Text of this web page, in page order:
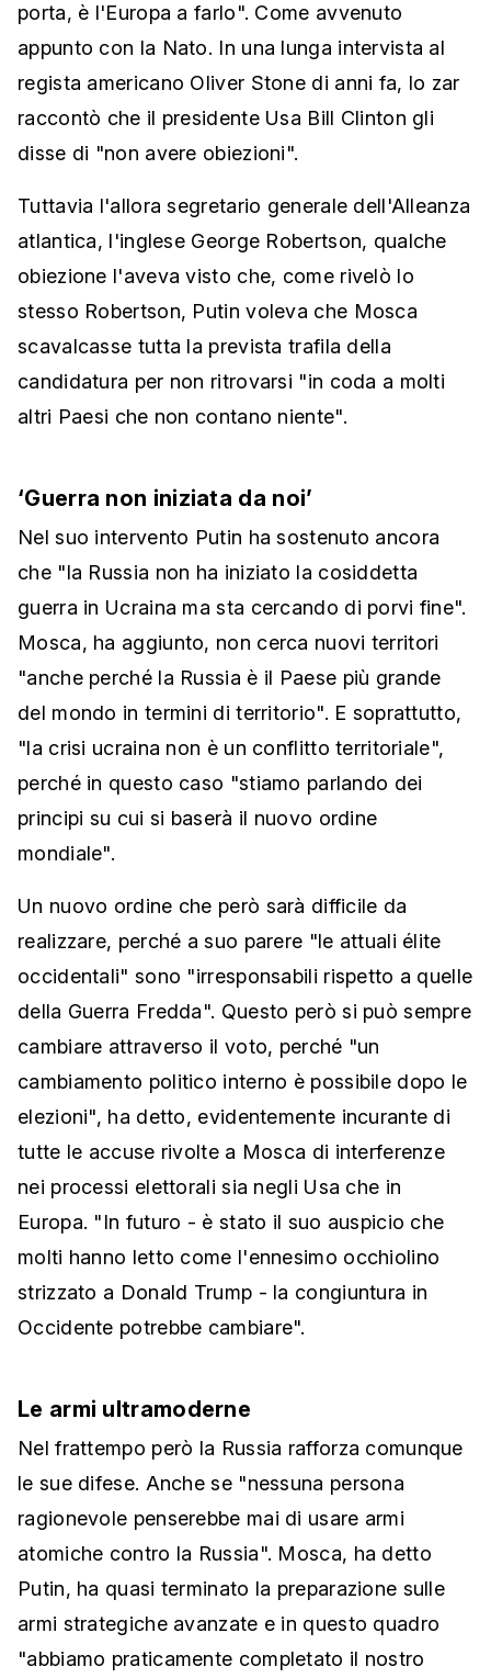
porta, è l'Europa a farlo". Come avvenuto
appunto con la Nato. In una lunga intervista al
regista americano Oliver Stone di anni fa, lo zar
raccontò che il presidente Usa Bill Clinton gli
disse di "non avere obiezioni".
Tuttavia l'allora segretario generale dell'Alleanza
atlantica, l'inglese George Robertson, qualche
obiezione l'aveva visto che, come rivelò lo
stesso Robertson, Putin voleva che Mosca
scavalcasse tutta la prevista trafila della
candidatura per non ritrovarsi "in coda a molti
altri Paesi che non contano niente".
‘Guerra non iniziata da noi’
Nel suo intervento Putin ha sostenuto ancora
che "la Russia non ha iniziato la cosiddetta
guerra in Ucraina ma sta cercando di porvi fine".
Mosca, ha aggiunto, non cerca nuovi territori
"anche perché la Russia è il Paese più grande
del mondo in termini di territorio". E soprattutto,
"la crisi ucraina non è un conflitto territoriale",
perché in questo caso "stiamo parlando dei
principi su cui si baserà il nuovo ordine
mondiale".
Un nuovo ordine che però sarà difficile da
realizzare, perché a suo parere "le attuali élite
occidentali" sono "irresponsabili rispetto a quelle
della Guerra Fredda". Questo però si può sempre
cambiare attraverso il voto, perché "un
cambiamento politico interno è possibile dopo le
elezioni", ha detto, evidentemente incurante di
tutte le accuse rivolte a Mosca di interferenze
nei processi elettorali sia negli Usa che in
Europa. "In futuro - è stato il suo auspicio che
molti hanno letto come l'ennesimo occhiolino
strizzato a Donald Trump - la congiuntura in
Occidente potrebbe cambiare".
Le armi ultramoderne
Nel frattempo però la Russia rafforza comunque
le sue difese. Anche se "nessuna persona
ragionevole penserebbe mai di usare armi
atomiche contro la Russia". Mosca, ha detto
Putin, ha quasi terminato la preparazione sulle
armi strategiche avanzate e in questo quadro
"abbiamo praticamente completato il nostro